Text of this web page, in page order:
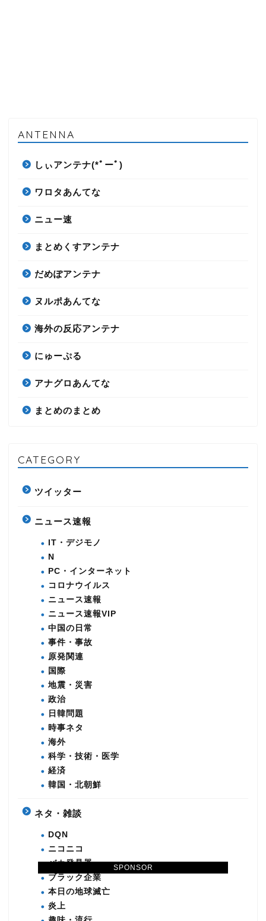
SPONSOR
ANTENNA
しぃアンテナ(*ﾟーﾟ)
ワロタあんてな
ニュー速
まとめくすアンテナ
だめぽアンテナ
ヌルポあんてな
海外の反応アンテナ
にゅーぷる
アナグロあんてな
まとめのまとめ
CATEGORY
ツイッター
ニュース速報
IT・デジモノ
N
PC・インターネット
コロナウイルス
ニュース速報
ニュース速報VIP
中国の日常
事件・事故
原発関連
国際
地震・災害
政治
日韓問題
時事ネタ
海外
科学・技術・医学
経済
韓国・北朝鮮
ネタ・雑談
DQN
ニコニコ
バカ発見器
ブラック企業
本日の地球滅亡
炎上